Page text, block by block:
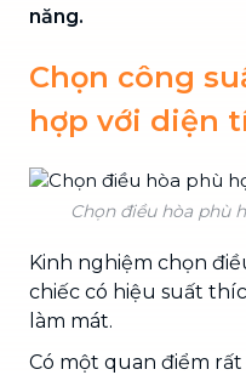
năng.
Chọn công
hợp với diện
Chọn điều hòa phù
Kinh nghiệm chọn
chiếc có hiệu suất
làm mát.
Có một quan điểm